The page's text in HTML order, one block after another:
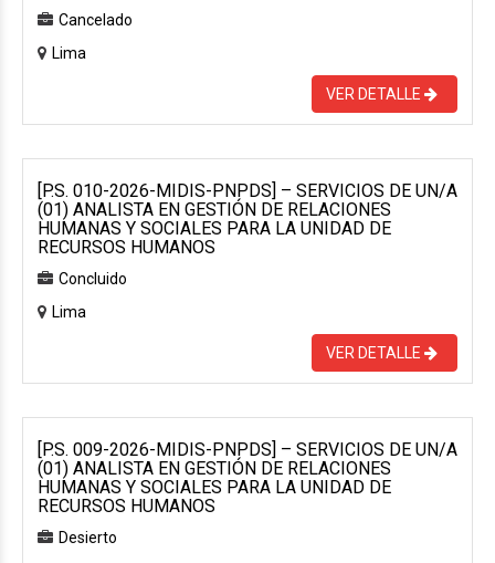
Cancelado
Lima
VER DETALLE
[P.S. 010-2026-MIDIS-PNPDS] – SERVICIOS DE UN/A
(01) ANALISTA EN GESTIÓN DE RELACIONES
HUMANAS Y SOCIALES PARA LA UNIDAD DE
RECURSOS HUMANOS
Concluido
Lima
VER DETALLE
[P.S. 009-2026-MIDIS-PNPDS] – SERVICIOS DE UN/A
(01) ANALISTA EN GESTIÓN DE RELACIONES
HUMANAS Y SOCIALES PARA LA UNIDAD DE
RECURSOS HUMANOS
Desierto